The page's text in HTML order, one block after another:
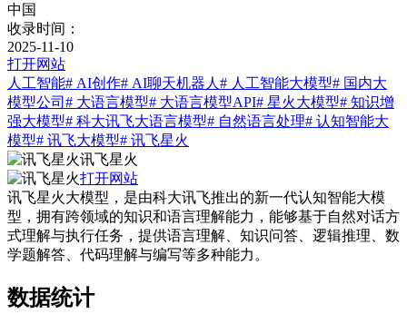
中国
收录时间：
2025-11-10
打开网站
人工智能# AI创作# AI聊天机器人 # 人工智能大模型# 国内大
模型公司 # 大语言模型# 大语言模型API# 星火大模型# 知识增
强大模型# 科大讯飞大语言模型# 自然语言处理# 认知智能大
模型# 讯飞大模型# 讯飞星火
讯飞星火
打开网站
讯飞星火大模型，是由科大讯飞推出的新一代认知智能大模
型，拥有跨领域的知识和语言理解能力，能够基于自然对话方
式理解与执行任务，提供语言理解、知识问答、逻辑推理、数
学题解答、代码理解与编写等多种能力。
数据统计